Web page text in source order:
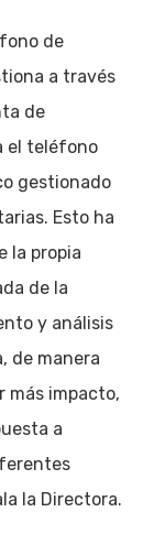
de
a través
de
el teléfono
gestionado
Esto ha
la propia
de la
y análisis
de manera
más impacto,
a
la Directora.